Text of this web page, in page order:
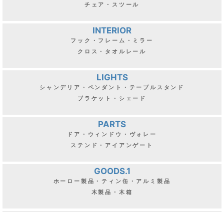
チェア・スツール
INTERIOR
フック・フレーム・ミラー
クロス・タオルレール
LIGHTS
シャンデリア・ペンダント・テーブルスタンド
ブラケット・シェード
PARTS
ドア・ウィンドウ・ヴォレー
ステンド・アイアンゲート
GOODS.1
ホーロー製品・ティン缶・アルミ製品
木製品・木箱